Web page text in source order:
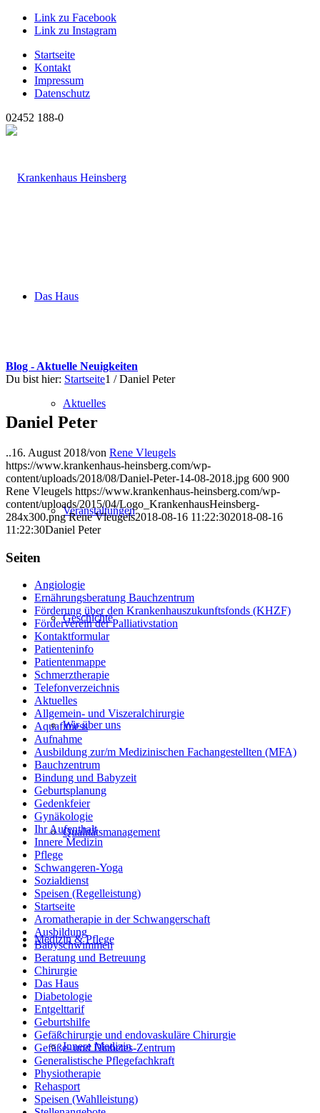
Link zu Facebook
Link zu Instagram
Startseite
Kontakt
Impressum
Datenschutz
02452 188-0
Das Haus
Aktuelles
Veranstaltungen
Geschichte
Wir über uns
Qualitätsmanagement
Medizin & Pflege
Innere Medizin
Blog - Aktuelle Neuigkeiten
Du bist hier: Startseite1 / Daniel Peter
Daniel Peter
..16. August 2018/von Rene Vleugels
https://www.krankenhaus-heinsberg.com/wp-
content/uploads/2018/08/Daniel-Peter-14-08-2018.jpg 600 900
Rene Vleugels https://www.krankenhaus-heinsberg.com/wp-
content/uploads/2015/04/Logo_KrankenhausHeinsberg-
284x300.png Rene Vleugels2018-08-16 11:22:302018-08-16
11:22:30Daniel Peter
Seiten
Angiologie
Ernährungsberatung Bauchzentrum
Förderung über den Krankenhauszukunftsfonds (KHZF)
Förderverein der Palliativstation
Kontaktformular
Patienteninfo
Patientenmappe
Schmerztherapie
Telefonverzeichnis
Aktuelles
Allgemein- und Viszeralchirurgie
Aquafitness
Aufnahme
Ausbildung zur/m Medizinischen Fachangestellten (MFA)
Bauchzentrum
Bindung und Babyzeit
Geburtsplanung
Gedenkfeier
Gynäkologie
Ihr Aufenthalt
Innere Medizin
Pflege
Schwangeren-Yoga
Sozialdienst
Speisen (Regelleistung)
Startseite
Aromatherapie in der Schwangerschaft
Ausbildung
Babyschwimmen
Beratung und Betreuung
Chirurgie
Das Haus
Diabetologie
Entgelttarif
Geburtshilfe
Gefäßchirurgie und endovaskuläre Chirurgie
Gefäße- und Diabetes-Zentrum
Generalistische Pflegefachkraft
Physiotherapie
Rehasport
Speisen (Wahlleistung)